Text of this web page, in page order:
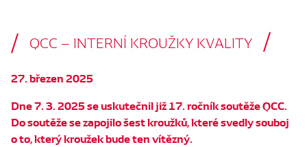
QCC – INTERNÍ KROUŽKY KVALITY
27. březen 2025
Dne 7. 3. 2025 se uskutečnil již 17. ročník soutěže QCC.
Do soutěže se zapojilo šest kroužků, které svedly souboj
o to, který kroužek bude ten vítězný.